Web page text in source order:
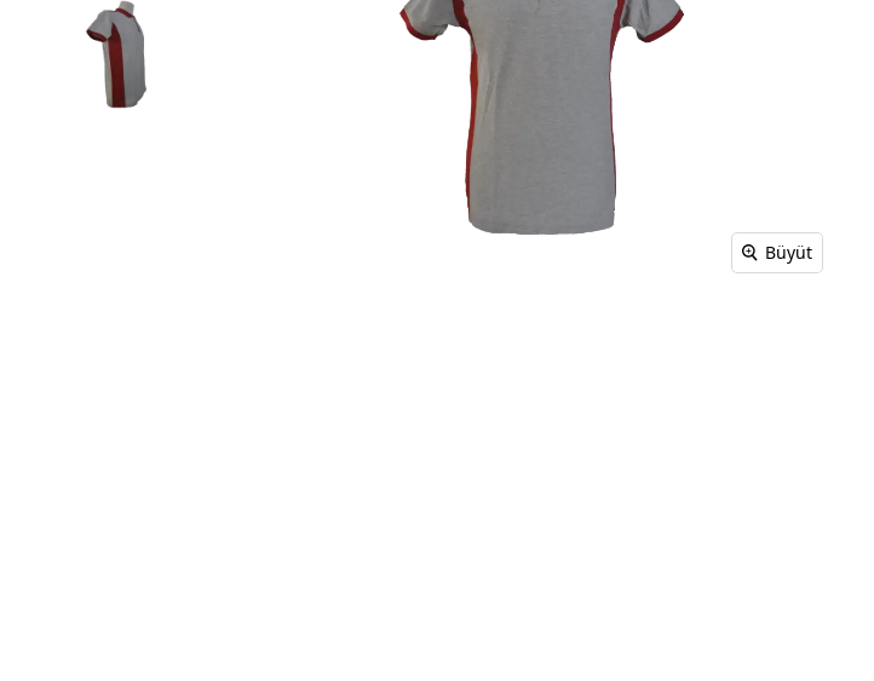
Roller Kalemler
Powerbank Defter
Wireless Masa Lambası
Baskılı Masa Örtüsü
Büyüt